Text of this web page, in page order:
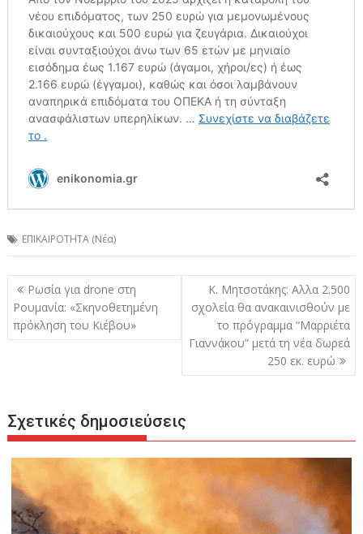
ΕΠΙΚΑΙΡΟΤΗΤΑ (Νέα)
Πλοήγηση
άρθρων
Ρωσία για drone στη
Ρουμανία: «Σκηνοθετημένη
πρόκληση του Κιέβου»
Κ. Μητσοτάκης: Αλλα 2.500
σχολεία θα ανακαινισθούν με
το πρόγραμμα “Μαρριέτα
Γιαννάκου” μετά τη νέα δωρεά
250 εκ. ευρώ
Σχετικές δημοσιεύσεις